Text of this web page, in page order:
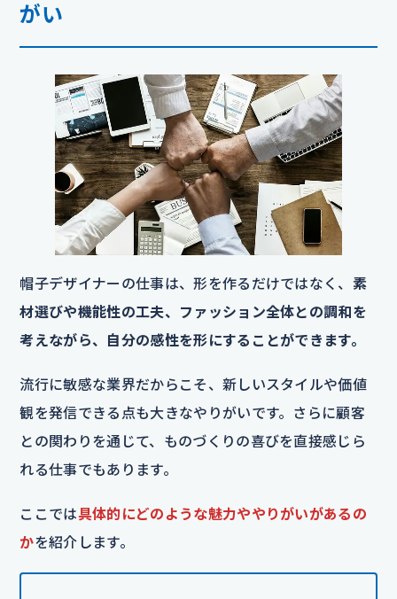
がい
帽子デザイナーの仕事は、形を作るだけではなく、 素
材選びや機能性の工夫、ファッション全体との調和を
考えながら、自分の感性を形にすることができます。
流行に敏感な業界だからこそ、新しいスタイルや価値
観を発信できる点も大きなやりがいです。さらに顧客
との関わりを通じて、ものづくりの喜びを直接感じら
れる仕事でもあります。
ここでは具体的にどのような魅力ややりがいがあるの
かを紹介します。